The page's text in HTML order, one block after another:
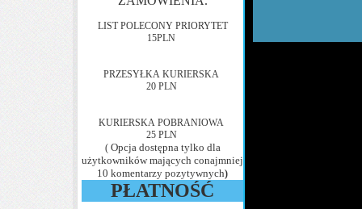
LIST POLECONY PRIORYTET
15PLN
PRZESYŁKA KURIERSKA
20 PLN
KURIERSKA POBRANIOWA
25 PLN
( Opcja dostępna tylko dla
użytkowników mających conajmniej
10 komentarzy pozytywnych)
PŁATNOŚĆ